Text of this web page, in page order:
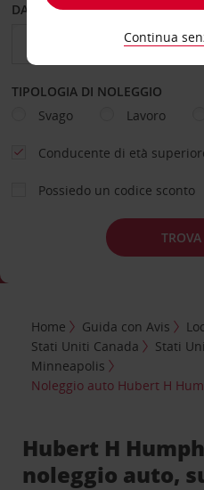
DAL GIORNO
TIPOLOGIA DI NOLEGGIO
Svago
Lavoro
Conducente di età
Possiedo un codice sconto
Home Guida con Avis
Stati Uniti Canada
Stati
Minneapolis
Noleggio auto Hubert H
Hubert H
noleggio auto,
Continua